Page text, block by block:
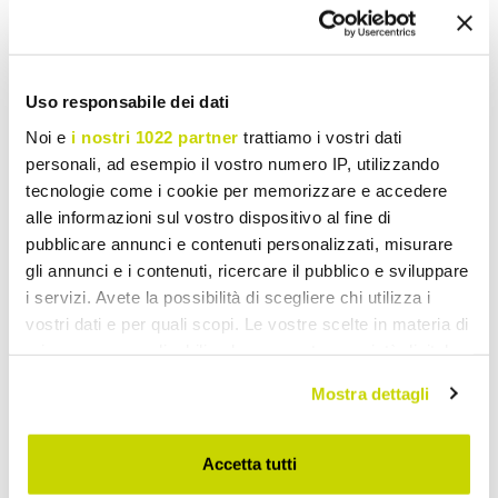
Uso responsabile dei dati
Noi e i nostri 1022 partner trattiamo i vostri dati
personali, ad esempio il vostro numero IP, utilizzando
tecnologie come i cookie per memorizzare e accedere
alle informazioni sul vostro dispositivo al fine di
pubblicare annunci e contenuti personalizzati, misurare
gli annunci e i contenuti, ricercare il pubblico e sviluppare
i servizi. Avete la possibilità di scegliere chi utilizza i
vostri dati e per quali scopi. Le vostre scelte in materia di
modificare o revocare il proprio consenso in qualsiasi
momento dalla Dichiarazione sui cookie o facendo clic
sull'icona di attivazione della privacy.
Mostra dettagli
Accetta tutti
Stuur uw mening over dit product Print
Tuin Wandlampen